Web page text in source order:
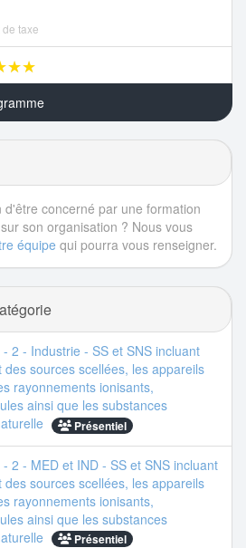
de taxe
d'être concerné par une formation
son organisation ? Nous vous
équipe qui pourra vous renseigner.
2 - Industrie - SS et SNS incluant
sources scellées, les appareils
rayonnements ionisants,
ainsi que les substances
Présentiel
2 - MED et IND - SS et SNS incluant
sources scellées, les appareils
rayonnements ionisants,
ainsi que les substances
Présentiel